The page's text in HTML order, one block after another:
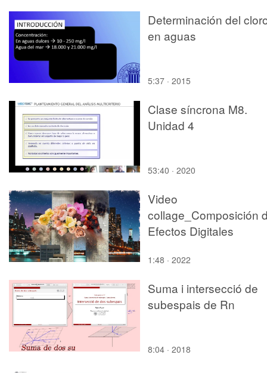
Determinación del
en aguas
5:37 · 2015
Clase síncrona M8.
Unidad 4
53:40 · 2020
Video
collage_Composición
Efectos Digitales
1:48 · 2022
Suma i intersecció de
subespais de Rn
8:04 · 2018